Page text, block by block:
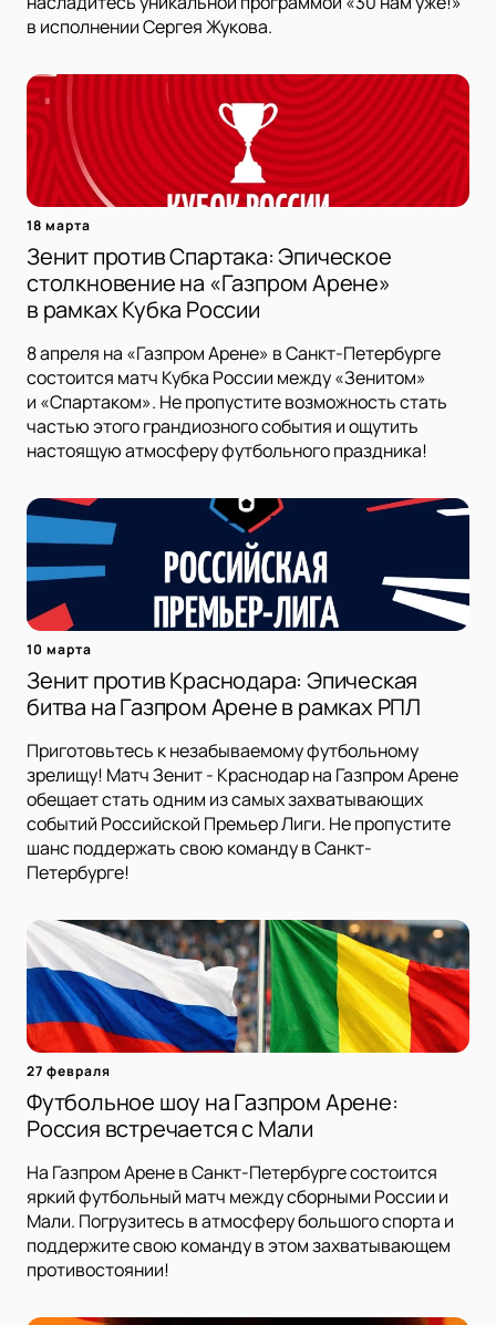
в исполнении Сергея Жукова.
18 марта
Зенит против Спартака: Эпическое
столкновение на «Газпром Арене»
в рамках Кубка России
8 апреля на «Газпром Арене» в Санкт-Петербурге
состоится матч Кубка России между «Зенитом»
и «Спартаком». Не пропустите возможность стать
частью этого грандиозного события и ощутить
настоящую атмосферу футбольного праздника!
10 марта
Зенит против Краснодара: Эпическая
битва на Газпром Арене в рамках РПЛ
Приготовьтесь к незабываемому футбольному
зрелищу! Матч Зенит - Краснодар на Газпром Арене
обещает стать одним из самых захватывающих
событий Российской Премьер Лиги. Не пропустите
шанс поддержать свою команду в Санкт-
Петербурге!
27 февраля
Футбольное шоу на Газпром Арене:
Россия встречается с Мали
На Газпром Арене в Санкт-Петербурге состоится
яркий футбольный матч между сборными России и
Мали. Погрузитесь в атмосферу большого спорта и
поддержите свою команду в этом захватывающем
противостоянии!